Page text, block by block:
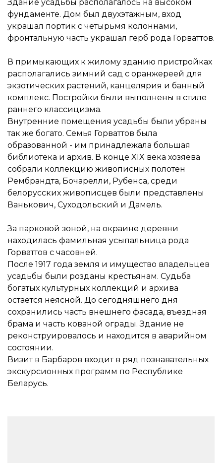
Здание усадьбы располагалось на высоком
фундаменте. Дом был двухэтажным, вход
украшал портик с четырьмя колоннами,
фронтальную часть украшал герб рода Горваттов.
В примыкающих к жилому зданию пристройках
располагались зимний сад с оранжереей для
экзотических растений, канцелярия и банный
комплекс. Постройки были выполнены в стиле
раннего классицизма.
Внутренние помещения усадьбы были убраны
так же богато. Семья Горваттов была
образованной - им принадлежала большая
библиотека и архив. В конце XIX века хозяева
собрали коллекцию живописных полотен
Рембрандта, Бочарелли, Рубенса, среди
белорусских живописцев были представлены
Ванькович, Суходольский и Дамель.
За парковой зоной, на окраине деревни
находилась фамильная усыпальница рода
Горваттов с часовней.
После 1917 года земля и имущество владельцев
усадьбы были розданы крестьянам. Судьба
богатых культурных коллекций и архива
остается неясной. До сегодняшнего дня
сохранились часть внешнего фасада, въездная
брама и часть кованой ограды. Здание не
реконструировалось и находится в аварийном
состоянии.
Визит в Барбаров входит в ряд познавательных
экскурсионных программ по Республике
Беларусь.